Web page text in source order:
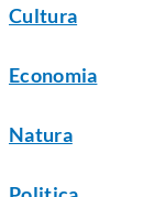
Cultura
Economia
Natura